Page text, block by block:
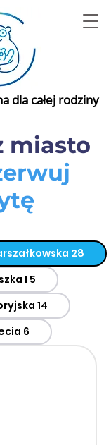
dla całej rodziny
miasto
28
I 5
14
6